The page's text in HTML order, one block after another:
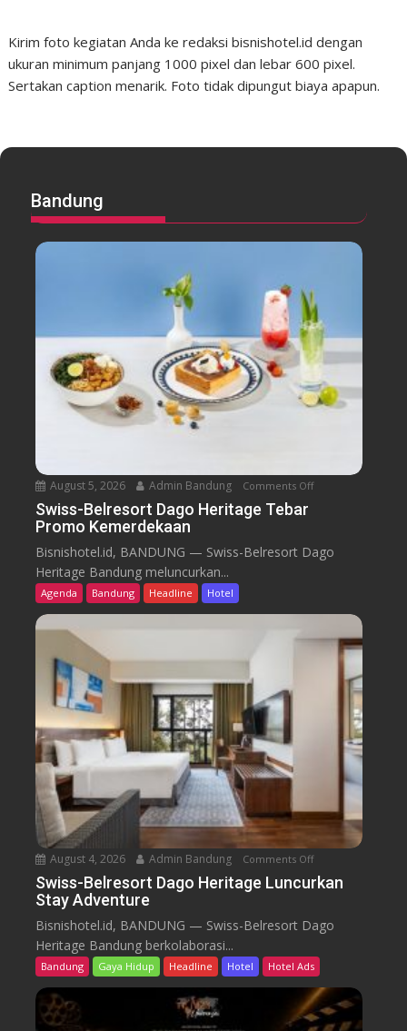
Kirim foto kegiatan Anda ke redaksi bisnishotel.id dengan
ukuran minimum panjang 1000 pixel dan lebar 600 pixel.
Sertakan caption menarik. Foto tidak dipungut biaya apapun.
Bandung
August 5, 2026 Admin Bandung Comments Offo
B
D
a
o
e
i
t
a
g
Swiss-Belresort Dago Heritage Tebar
Promo Kemerdekaan
Bisnishotel.id, BANDUNG — Swiss-Belresort Dago
Heritage Bandung meluncurkan...
Agenda Bandung Headline Hotel
August 4, 2026 Admin Bandung Comments Offo
n
s
s
-
B
Swiss-Belresort Dago Heritage Luncurkan
Stay Adventure
Bisnishotel.id, BANDUNG — Swiss-Belresort Dago
Heritage Bandung berkolaborasi...
Bandung Gaya Hidup Headline Hotel Hotel Ads